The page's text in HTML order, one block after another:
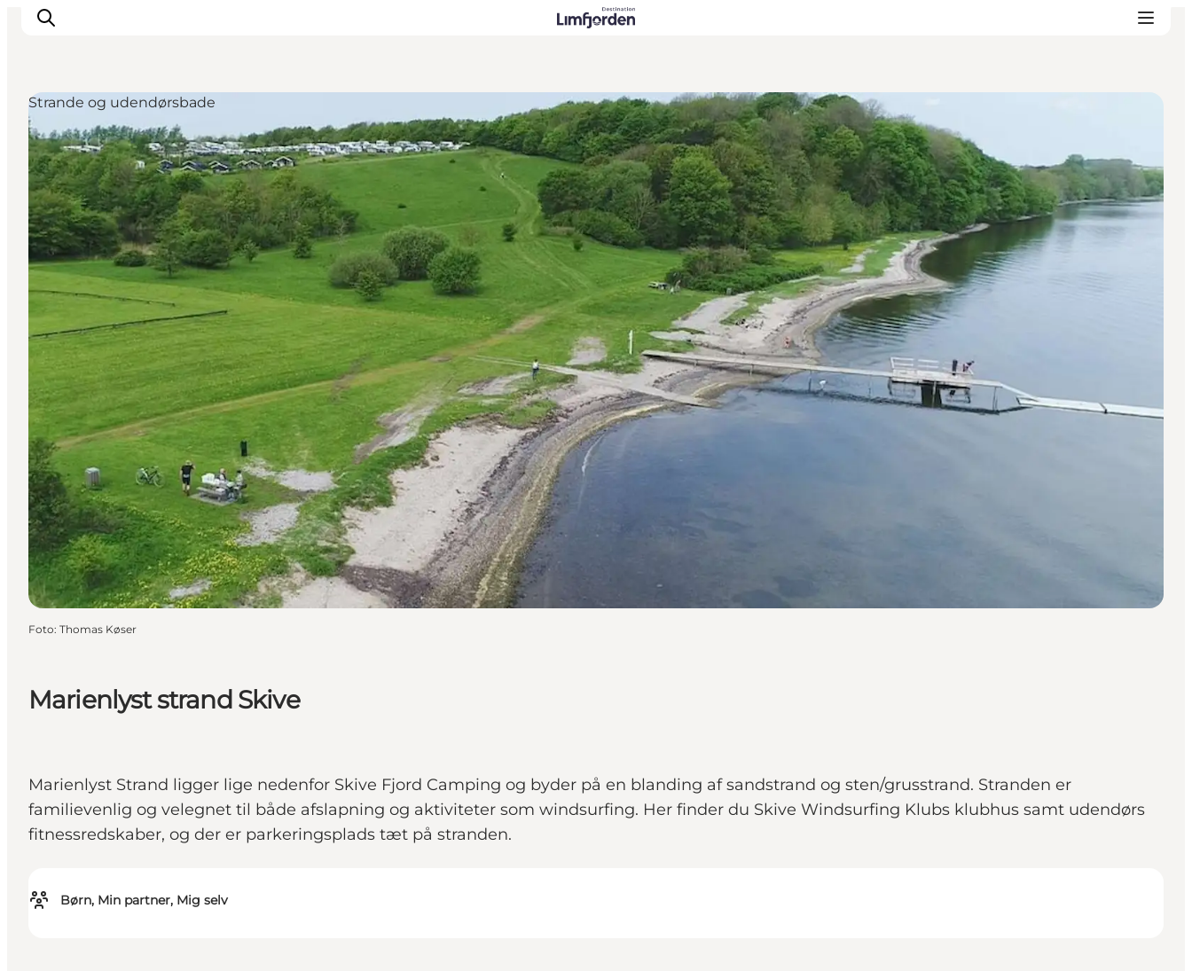
Marienlyst strand Skive
Marienlyst Strand ligger lige nedenfor Skive Fjord Camping og byder på en blanding af sandstrand og sten/grusstrand. Stranden er
familievenlig og velegnet til både afslapning og aktiviteter som windsurfing. Her finder du Skive Windsurfing Klubs klubhus samt udendørs
fitnessredskaber, og der er parkeringsplads tæt på stranden.
Børn, Min partner, Mig selv
Strande og udendørsbade
Foto: Thomas Køser